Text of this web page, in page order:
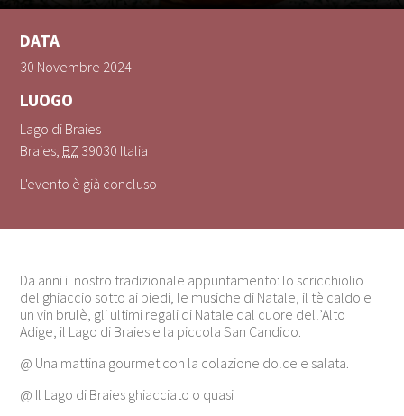
DATA
30 Novembre 2024
LUOGO
Lago di Braies
Braies, BZ 39030 Italia
L'evento è già concluso
Da anni il nostro tradizionale appuntamento: lo scricchiolio
del ghiaccio sotto ai piedi, le musiche di Natale, il tè caldo e
un vin brulè, gli ultimi regali di Natale dal cuore dell’Alto
Adige, il Lago di Braies e la piccola San Candido.
@ Una mattina gourmet con la colazione dolce e salata.
@ Il Lago di Braies ghiacciato o quasi